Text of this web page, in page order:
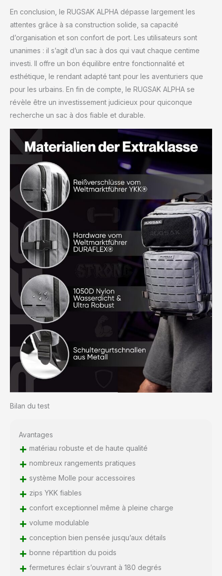
En conclusion, le RUGSAK ALPHA dépasse largement les
attentes grâce à sa construction solide, sa capacité
d’organisation et son confort de port. Les utilisateurs sont
unanimes : il s’agit d’un sac à dos qui vaut chaque centime
investi. Il offre un bon équilibre entre fonctionnalité et
esthétique, le rendant adapté tant pour les aventuriers que
pour les urbains. En fin de compte, le RUGSAK ALPHA se
révèle être un investissement judicieux pour quiconque
recherche un sac à dos fiable et durable.
Bilan du test
Avantages
+ matériau robuste et de haute qualité
+ nombreux rangements pratiques
+ système Molle pour accessoires
+ zips YKK fiables
+ confort exceptionnel même à pleine charge
+ volume modulable
+ conception bien pensée jusqu’aux détails
+ bonne répartition du poids
+ fermetures éclair s’ouvrant à 180 degrés